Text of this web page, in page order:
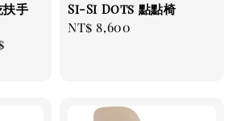
手
Si-Si Dots 點點椅
Regular
NT$ 8,600